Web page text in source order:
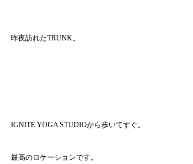
昨夜訪れたTRUNK。
IGNITE YOGA STUDIOから歩いてすぐ。
最高のロケーションです。